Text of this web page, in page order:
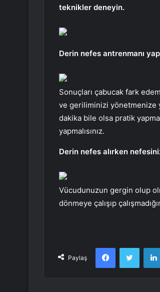
teknikler deneyin.
Derin nefes antrenmanı
Sonuçları çabucak fark
ve geriliminizi yönetmenize
dakika bile olsa pratik
yapmalısınız.
Derin nefes alırken
Vücudunuzun gergin olup
dönmeye çalışıp
Paylaş
Facebook